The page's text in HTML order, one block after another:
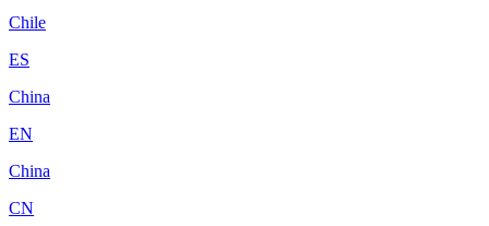
Chile
ES
China
EN
China
CN